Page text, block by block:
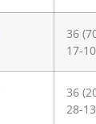
36
17-10
36
28-13